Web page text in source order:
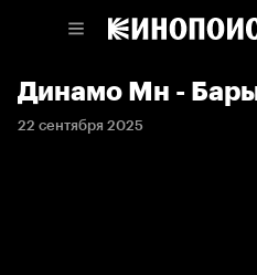
Динамо Мн -
22 сентября 2025